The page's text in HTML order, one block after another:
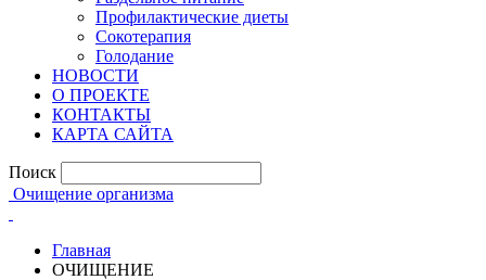
Профилактические диеты
Сокотерапия
Голодание
НОВОСТИ
О ПРОЕКТЕ
КОНТАКТЫ
КАРТА САЙТА
Поиск
Очищение организма
Главная
ОЧИЩЕНИЕ